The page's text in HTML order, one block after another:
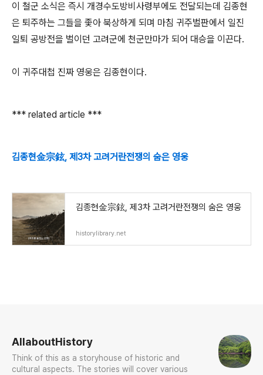
이 철군 소식은 즉시 개경수도방비사령부에도 전달되는데 김종현
은 퇴주하는 그들을 좇아 북상하게 되며 마침 귀주벌판에서 일진
일퇴 공방전을 벌이던 고려군에 천군만마가 되어 대승을 이끈다.
이 귀주대첩 진짜 영웅은 김종현이다.
*** related article ***
김종현金宗鉉, 제3차 고려거란전쟁의 숨은 영웅
김종현金宗鉉, 제3차 고려거란전쟁의 숨은 영웅
historylibrary.net
AllaboutHistory
Think of this as a storyhouse of historic and
cultural aspects. The stories will cover various